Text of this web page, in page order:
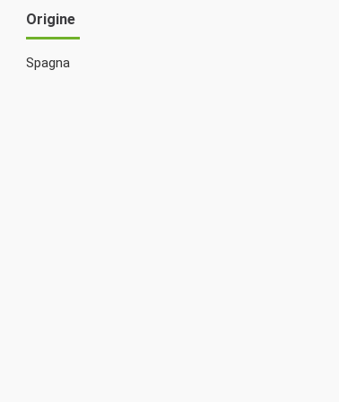
Origine
Spagna